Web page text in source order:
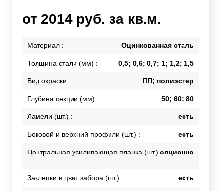
от 2014 руб. за кв.м.
Материал : Оцинкованная сталь
Толщина стали (мм) : 0,5; 0,6; 0,7; 1; 1,2; 1,5
Вид окраски : ПП; полиэстер
Глубина секции (мм) : 50; 60; 80
Ламели (шт.) : есть
Боковой и верхний профили (шт.) : есть
Центральная усиливающая планка (шт.)
:
опционно
Заклепки в цвет забора (шт.) : есть